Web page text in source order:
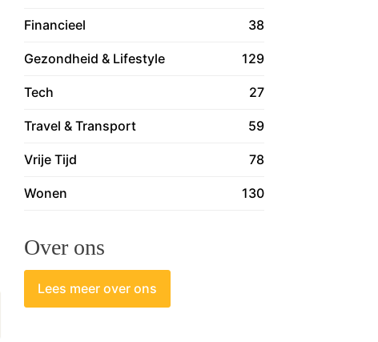
Financieel 38
Gezondheid & Lifestyle 129
Tech 27
Travel & Transport 59
Vrije Tijd 78
Wonen 130
Over ons
Lees meer over ons